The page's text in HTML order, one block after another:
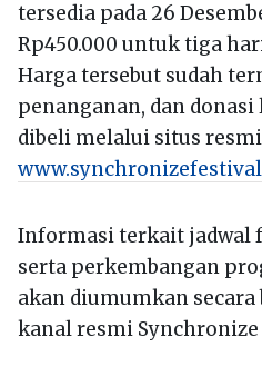
tersedia pada 26
Rp450.000 untuk tiga
Harga tersebut sudah
penanganan, dan
dibeli melalui situs resmi
Informasi terkait jadwal
serta perkembangan
akan diumumkan
kanal resmi Synchronize